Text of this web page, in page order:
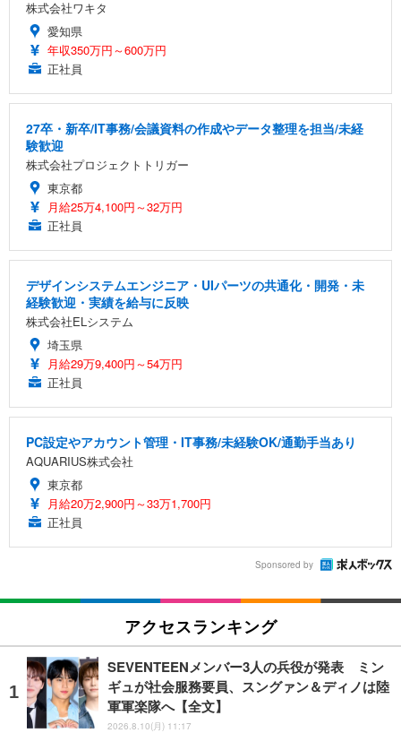
株式会社ワキタ
愛知県
年収350万円～600万円
正社員
27卒・新卒/IT事務/会議資料の作成やデータ整理を担当/未経
験歓迎
株式会社プロジェクトトリガー
東京都
月給25万4,100円～32万円
正社員
デザインシステムエンジニア・UIパーツの共通化・開発・未
経験歓迎・実績を給与に反映
株式会社ELシステム
埼玉県
月給29万9,400円～54万円
正社員
PC設定やアカウント管理・IT事務/未経験OK/通勤手当あり
AQUARIUS株式会社
東京都
月給20万2,900円～33万1,700円
正社員
Sponsored by
アクセスランキング
SEVENTEENメンバー3人の兵役が発表 ミン
ギュが社会服務要員、スングァン＆ディノは陸
軍軍楽隊へ【全文】
2026.8.10(月) 11:17